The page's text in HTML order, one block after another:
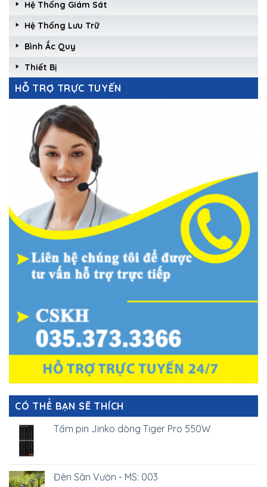
Hệ Thống Giám Sát
Hệ Thống Lưu Trữ
Bình Ắc Quy
Thiết Bị
HỖ TRỢ TRỰC TUYẾN
CÓ THỂ BẠN SẼ THÍCH
Tấm pin Jinko dòng Tiger Pro 550W
Đèn Sân Vườn - MS: 003